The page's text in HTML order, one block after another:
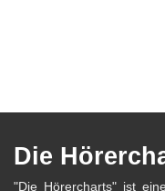
Die
"Die Hörercharts" ist